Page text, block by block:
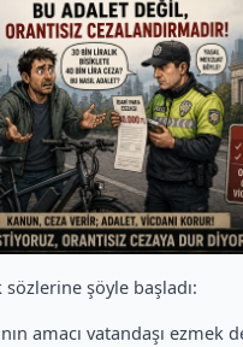
şöyle başladı:
amacı vatandaşı ezmek